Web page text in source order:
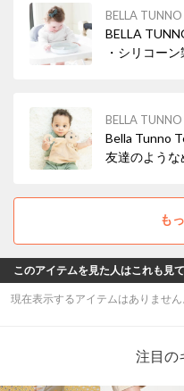
BELLA TUNNO
BELLA
・シリコー
BELLA TUNNO
Bella Tunno
友達のような
も
このアイテムを見た人はこれも見
現在表示するアイテムはありません
注目の